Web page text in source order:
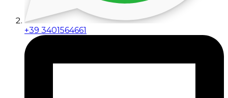
+39 3401564661